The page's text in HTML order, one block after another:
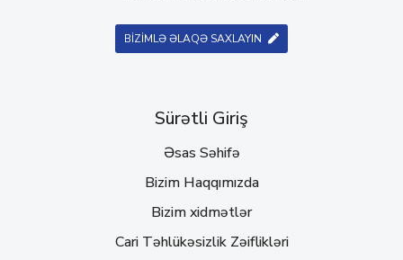
BİZİMLƏ ƏLAQƏ SAXLAYIN
Sürətli Giriş
Əsas Səhifə
Bizim Haqqımızda
Bizim xidmətlər
Cari Təhlükəsizlik Zəiflikləri